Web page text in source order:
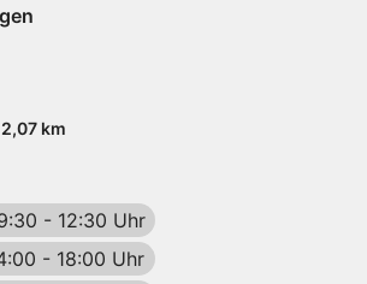
km
- 12:30 Uhr
- 18:00 Uhr